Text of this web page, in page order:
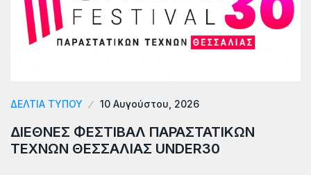
ΔΕΛΤΙΑ ΤΥΠΟΥ 10 Αυγούστου, 2026
ΔΙΕΘΝΕΣ ΦΕΣΤΙΒΑΛ ΠΑΡΑΣΤΑΤΙΚΩΝ
ΤΕΧΝΩΝ ΘΕΣΣΑΛΙΑΣ UNDER30